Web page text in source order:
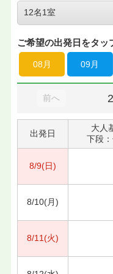
ご希望の出発日をタッ
08月 09月
前へ
出発日
大人
下段
8/9(日)
8/10(月)
8/11(火)